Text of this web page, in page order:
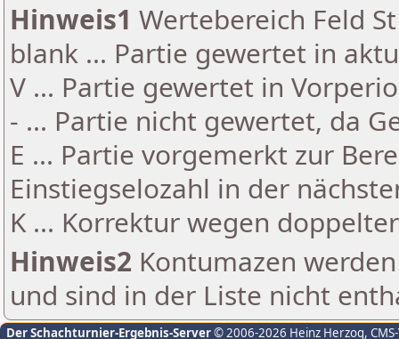
Hinweis1 Wertebereich Feld
blank ... Partie gewertet in
V ... Partie gewertet in
- ... Partie nicht gewertet, da
E ... Partie vorgemerkt zur
Einstiegselozahl in der
K ... Korrektur wegen
Hinweis2 Kontumazen
und sind in der Liste nicht
Der Schachturnier-Ergebnis-Server© 2006-2026 Heinz Herzog,